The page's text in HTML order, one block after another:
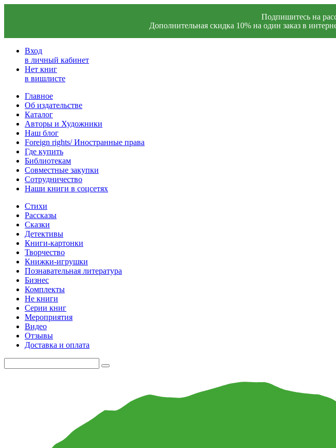
Подпишитесь на
Дополнительная скидка 10% на один заказ в
Вход
в личный кабинет
Нет книг
в вишлисте
Главное
Об издательстве
Каталог
Авторы и Художники
Наш блог
Foreign rights/ Иностранные права
Где купить
Библиотекам
Совместные закупки
Сотрудничество
Наши книги в соцсетях
Стихи
Рассказы
Сказки
Детективы
Книги-картонки
Творчество
Книжки-игрушки
Познавательная литература
Бизнес
Комплекты
Не книги
Серии книг
Мероприятия
Видео
Отзывы
Доставка и оплата